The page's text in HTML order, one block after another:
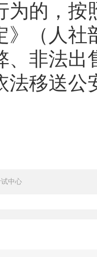
为的，按
》（人社
、非法出
法移送公
中心